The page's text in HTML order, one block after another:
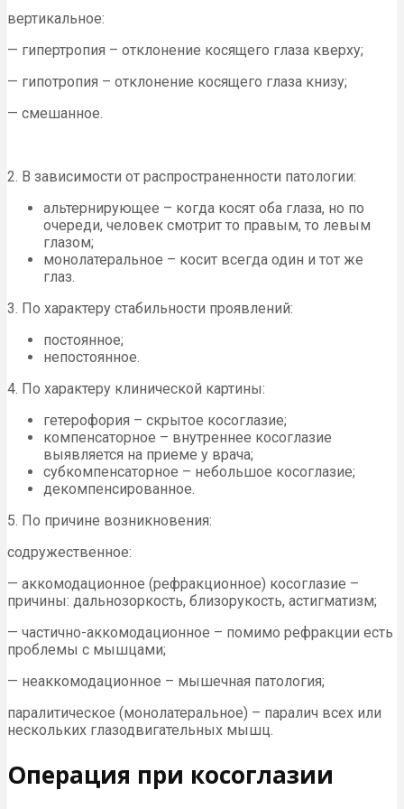
вертикальное:
— гипертропия – отклонение косящего глаза кверху;
— гипотропия – отклонение косящего глаза книзу;
— смешанное.
2. В зависимости от распространенности патологии:
альтернирующее – когда косят оба глаза, но по
очереди, человек смотрит то правым, то левым
глазом;
монолатеральное – косит всегда один и тот же
глаз.
3. По характеру стабильности проявлений:
постоянное;
непостоянное.
4. По характеру клинической картины:
гетерофория – скрытое косоглазие;
компенсаторное – внутреннее косоглазие
выявляется на приеме у врача;
субкомпенсаторное – небольшое косоглазие;
декомпенсированное.
5. По причине возникновения:
содружественное:
— аккомодационное (рефракционное) косоглазие –
причины: дальнозоркость, близорукость, астигматизм;
— частично-аккомодационное – помимо рефракции есть
проблемы с мышцами;
— неаккомодационное – мышечная патология;
паралитическое (монолатеральное) – паралич всех или
нескольких глазодвигательных мышц.
Операция при косоглазии